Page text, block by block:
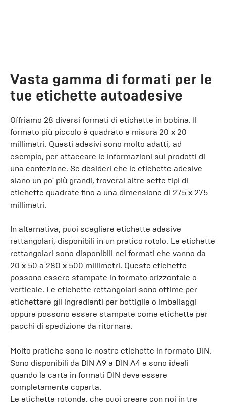
Vasta gamma di formati per le
tue etichette autoadesive
Offriamo 28 diversi formati di etichette in bobina. Il
formato più piccolo è quadrato e misura 20 x 20
millimetri. Questi adesivi sono molto adatti, ad
esempio, per attaccare le informazioni sui prodotti di
una confezione. Se desideri che le etichette adesive
siano un po' più grandi, troverai altre sette tipi di
etichette quadrate fino a una dimensione di 275 x 275
millimetri.
In alternativa, puoi scegliere etichette adesive
rettangolari, disponibili in un pratico rotolo. Le etichette
rettangolari sono disponibili nei formati che vanno da
20 x 50 a 280 x 500 millimetri. Queste etichette
possono essere stampate in formato orizzontale o
verticale. Le etichette rettangolari sono ottime per
etichettare gli ingredienti per bottiglie o imballaggi
oppure possono essere stampate come etichette per
pacchi di spedizione da ritornare.
Molto pratiche sono le nostre etichette in formato DIN.
Sono disponibili da DIN A9 a DIN A4 e sono ideali
quando la carta in formati DIN deve essere
completamente coperta.
Le etichette rotonde, che puoi creare con noi in tre